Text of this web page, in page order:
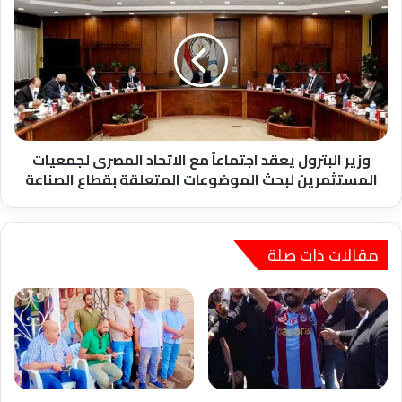
عسكريون
البترول
يعقد
اجتماعاً
مع
الاتحاد
المصرى
لجمعيات
المستثمرين
لبحث
الموضوعات
بقطاع
وزير البترول يعقد اجتماعاً مع الاتحاد المصرى لجمعيات
المستثمرين لبحث الموضوعات المتعلقة بقطاع الصناعة
مقالات ذات صلة